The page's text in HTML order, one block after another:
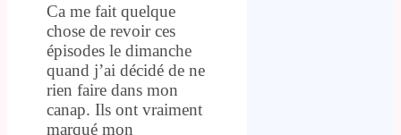
Ca me fait quelque
chose de revoir ces
épisodes le dimanche
quand j’ai décidé de ne
rien faire dans mon
canap. Ils ont vraiment
marqué mon